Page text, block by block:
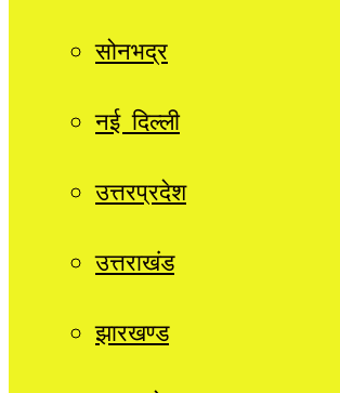
सोनभद्र
नई दिल्ली
उत्तरप्रदेश
उत्तराखंड
झारखण्ड